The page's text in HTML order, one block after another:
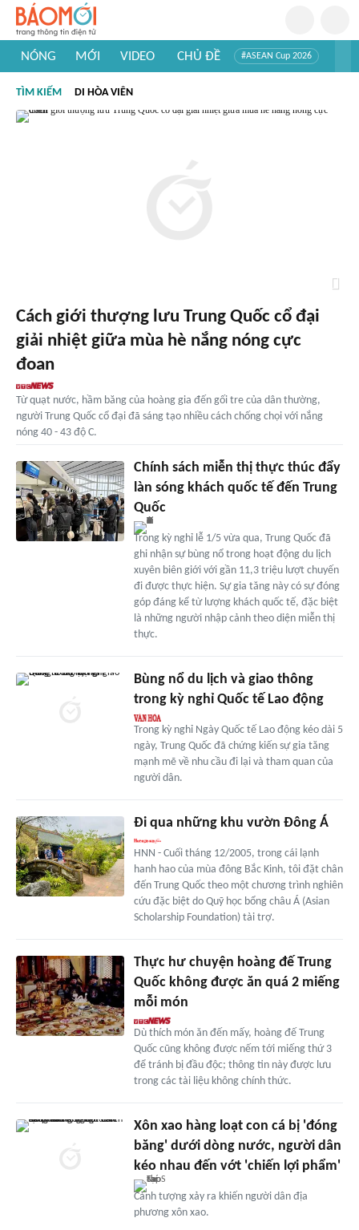
NÓNG MỚI VIDEO CHỦ ĐỀ #ASEAN Cup 2026
#Khám phá thế giới
TÌM KIẾM DI HÒA VIÊN
Cách giới thượng lưu Trung Quốc cổ đại
giải nhiệt giữa mùa hè nắng nóng cực
đoan
Từ quạt nước, hầm băng của hoàng gia đến gối tre của dân thường,
người Trung Quốc cổ đại đã sáng tạo nhiều cách chống chọi với nắng
nóng 40 - 43 độ C.
Chính sách miễn thị thực thúc đẩy
làn sóng khách quốc tế đến Trung
Quốc
Trong kỳ nghỉ lễ 1/5 vừa qua, Trung Quốc đã
ghi nhận sự bùng nổ trong hoạt động du lịch
xuyên biên giới với gần 11,3 triệu lượt chuyến
đi được thực hiện. Sự gia tăng này có sự đóng
góp đáng kể từ lượng khách quốc tế, đặc biệt
là những người nhập cảnh theo diện miễn thị
thực.
Bùng nổ du lịch và giao thông
trong kỳ nghỉ Quốc tế Lao động
Trong kỳ nghỉ Ngày Quốc tế Lao động kéo dài 5
ngày, Trung Quốc đã chứng kiến sự gia tăng
mạnh mẽ về nhu cầu đi lại và tham quan của
người dân.
Đi qua những khu vườn Đông Á
HNN - Cuối tháng 12/2005, trong cái lạnh
hanh hao của mùa đông Bắc Kinh, tôi đặt chân
đến Trung Quốc theo một chương trình nghiên
cứu đặc biệt do Quỹ học bổng châu Á (Asian
Scholarship Foundation) tài trợ.
Thực hư chuyện hoàng đế Trung
Quốc không được ăn quá 2 miếng
mỗi món
Dù thích món ăn đến mấy, hoàng đế Trung
Quốc cũng không được nếm tới miếng thứ 3
để tránh bị đầu độc; thông tin này được lưu
trong các tài liệu không chính thức.
Xôn xao hàng loạt con cá bị 'đóng
băng' dưới dòng nước, người dân
kéo nhau đến vớt 'chiến lợi phẩm'
Cảnh tượng xảy ra khiến người dân địa
phương xôn xao.